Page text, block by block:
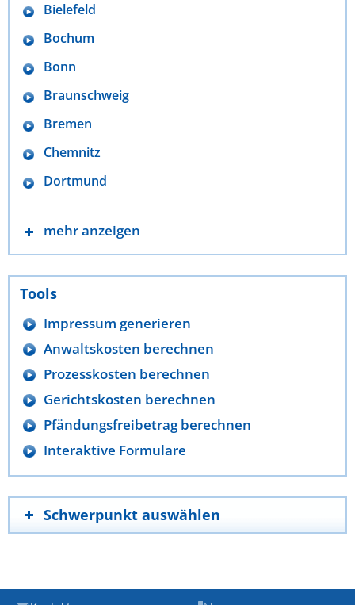
Bielefeld
Bochum
Bonn
Braunschweig
Bremen
Chemnitz
Dortmund
mehr anzeigen
Tools
Impressum generieren
Anwaltskosten berechnen
Prozesskosten berechnen
Gerichtskosten berechnen
Pfändungsfreibetrag berechnen
Interaktive Formulare
Schwerpunkt auswählen